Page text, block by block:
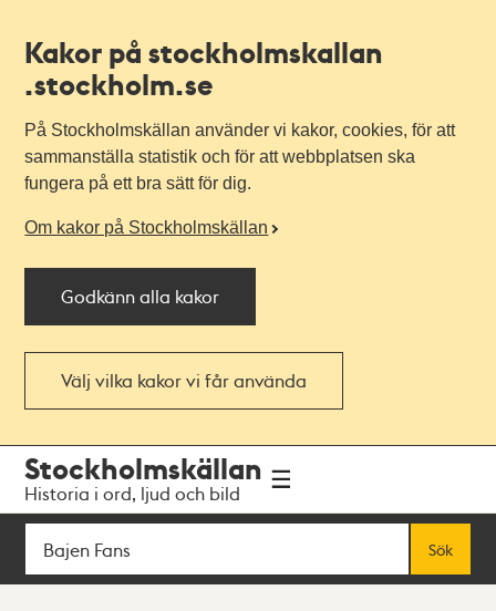
Kakor på stockholmskallan
.stockholm.se
På Stockholmskällan använder vi kakor, cookies, för att
sammanställa statistik och för att webbplatsen ska
fungera på ett bra sätt för dig.
Om kakor på Stockholmskällan
Godkänn alla kakor
Välj vilka kakor vi får använda
navigationen
huvudinnehållet
Stockholmskällan
Historia i ord, ljud och bild
Sök
Sök